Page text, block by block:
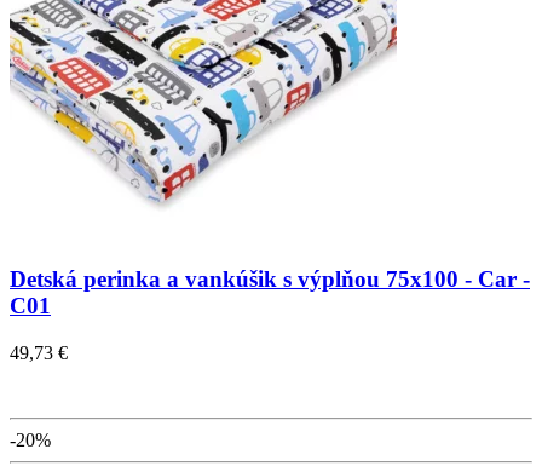
Detská perinka a vankúšik s výplňou 75x100 - Car -
C01
49,73 €
-20%